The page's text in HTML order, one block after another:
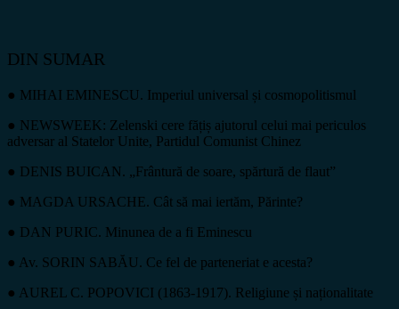
DIN SUMAR
● MIHAI EMINESCU. Imperiul universal și cosmopolitismul
● NEWSWEEK: Zelenski cere fățiș ajutorul celui mai periculos
adversar al Statelor Unite, Partidul Comunist Chinez
● DENIS BUICAN. „Frântură de soare, spărtură de flaut”
● MAGDA URSACHE. Cât să mai iertăm, Părinte?
● DAN PURIC. Minunea de a fi Eminescu
● Av. SORIN SABĂU. Ce fel de parteneriat e acesta?
● AUREL C. POPOVICI (1863-1917). Religiune și naționalitate